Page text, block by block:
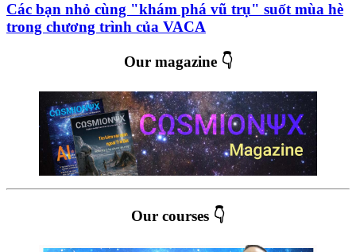
Các bạn nhỏ cùng "khám phá vũ trụ" suốt mùa hè
trong chương trình của VACA
Our magazine 👇
Our courses 👇